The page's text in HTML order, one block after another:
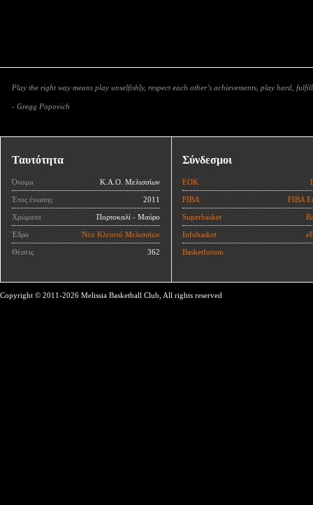
Play the right way means play unselfishly, respect each other’s achievements, play hard,
- Gregg Popovich
Ταυτότητα
Όνομα Κ.Α.Ο. Μελισσίων
Έτος ένωσης 2011
Χρώματα Πορτοκαλί - Μαύρο
Έδρα Νέο Κλειστό Μελισσίων
Θέσεις 362
Σύνδεσμοι
ΕΟΚ
FIBA FIBA
Superbasket
Infobasket
Basketforum
Copyright © 2011-2026 Melissia Basketball Club, All rights reserved